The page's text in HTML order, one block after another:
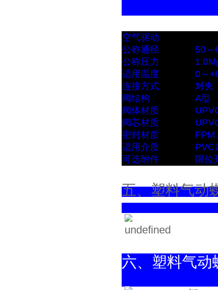
空气驱动
公称通径
50～
公称压力
适用温度
0～
连接方式
对夹
阀结构
A型
阀体材质
阀芯材质
密封材质
FPM
适用介质
PVC
可选附件
限位
五、塑
六、塑料